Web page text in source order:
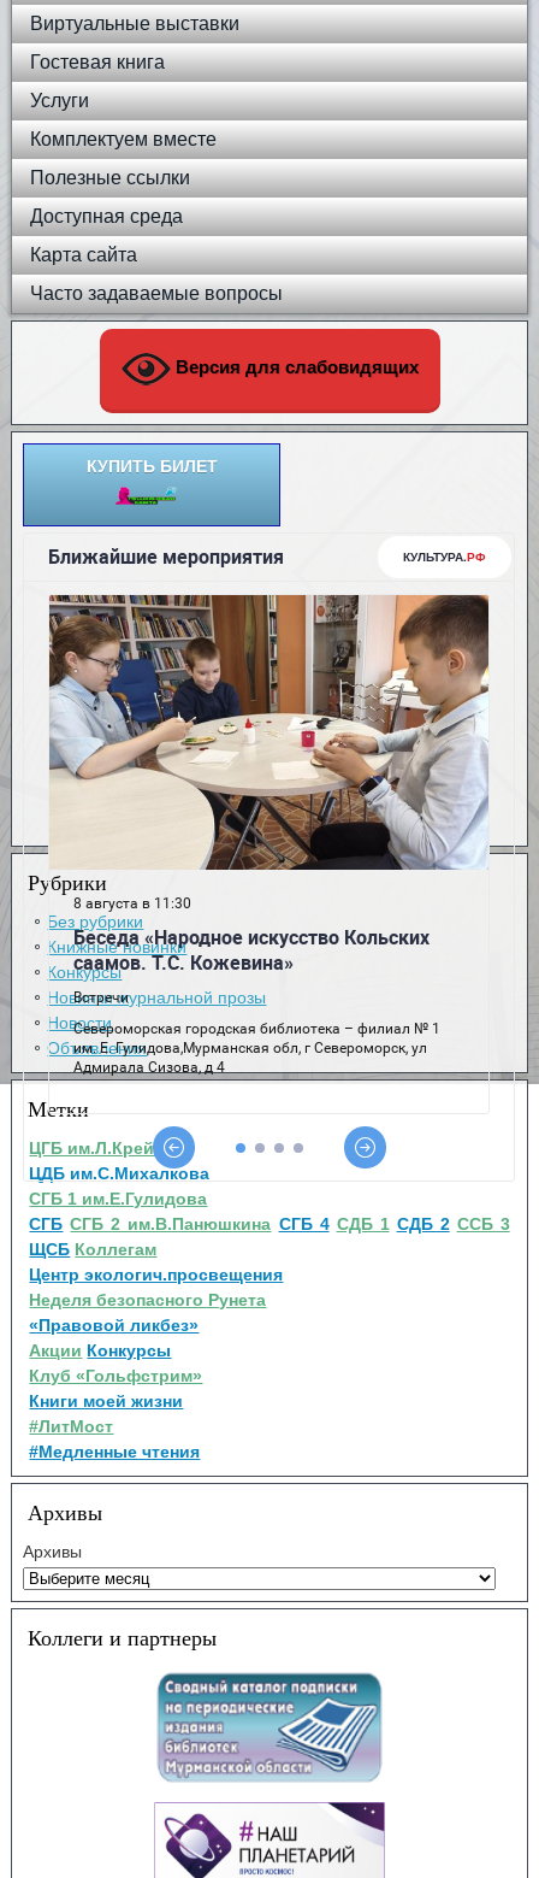
Виртуальные выставки
Гостевая книга
Услуги
Комплектуем вместе
Полезные ссылки
Доступная среда
Карта сайта
Часто задаваемые вопросы
Версия для слабовидящих
КУПИТЬ БИЛЕТ
Рубрики
Без рубрики
Книжные новинки
Конкурсы
Новинки журнальной прозы
Новости
Объявления
Метки
ЦГБ им.Л.Крейна
ЦДБ им.С.Михалкова
СГБ 1 им.Е.Гулидова
СГБ СГБ 2 им.В.Панюшкина СГБ 4 СДБ 1 СДБ 2 ССБ 3
ЩСБ Коллегам
Центр экологич.просвещения
Неделя безопасного Рунета
«Правовой ликбез»
Акции Конкурсы
Клуб «Гольфстрим»
Книги моей жизни
#ЛитМост
#Медленные чтения
Архивы
Архивы
Коллеги и партнеры